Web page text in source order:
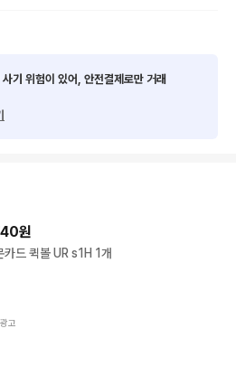
기 위험이 있어, 안전결제로만 거래
원
포켓몬카드 퀵볼 UR s1H 1개
광고